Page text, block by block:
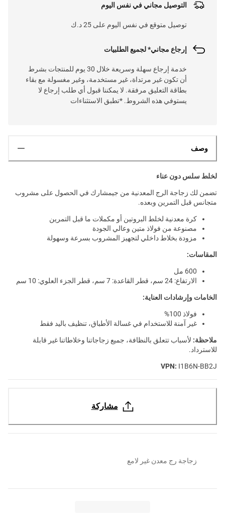
التوصيل مجاني في نفس اليوم
توصيل متوقع في نفس اليوم على 25 د.ك
إرجاع مجاني* لجميع الطلبيات
خدمة إرجاع سهلة وسريعة خلال 30 يوم للمنتجات بشرط
أن تكون غير مرتداة، غير مستخدمة، وغير مغسولة مع بقاء
بطاقة التعليق مرفقة. لا يمكننا قبول أي طلب إرجاع لا
يستوفي هذه الشروط. *تطبق الاستثناءات
وصف
لخلط سلس دون عناء
تضمن لك زجاجة الرج المعدنية من جيمشارك في الحصول على مشروب
متجانس قبل التمرين وبعده.
كرة معدنية لخلط البروتين أو مكملات ما قبل التمرين
مصنوعة من فولاذ متين وعالي الجودة
مزودة بخلاط داخلي لتجهيز المشروب بسرعة وسهولة
المقاسات:
600 مل
الارتفاع: 24 سم، قطر القاعدة: 7 سم، قطر الجزء العلوي: 10 سم
الخامات وإرشادات العناية:
فولاذ 100%
غير آمنة للاستخدام في غسالة الأطباق، تنظيف باليد فقط
ملاحظة: لأسباب تتعلق بالنظافة، جميع زجاجاتنا وخلاطاتنا غير قابلة
للاسترداد.
VPN: I1B6N-BB2J
مشاركة
زجاجة رج معدن غير لامع